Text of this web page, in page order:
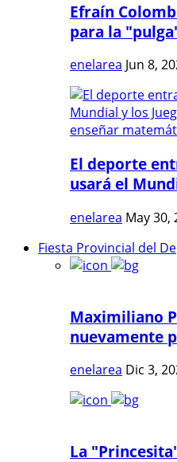
Efraín
para la
enelarea Jun 8,
El deporte
usará el
enelarea May 30,
Fiesta Provincial del
Maximiliano
nuevamente
enelarea Dic 3,
La